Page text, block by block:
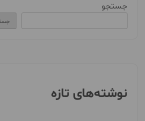
جستجو
نوشته‌های تازه